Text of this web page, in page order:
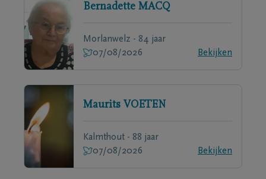
Bernadette MACQ
Morlanwelz - 84 jaar
07/08/2026
Bekijken
Maurits VOETEN
Kalmthout - 88 jaar
07/08/2026
Bekijken